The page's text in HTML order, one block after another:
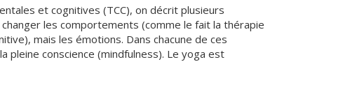
et cognitives (TCC), on décrit plusieurs
les comportements (comme le fait la thérapie
mais les émotions. Dans chacune de ces
conscience (mindfulness). Le yoga est